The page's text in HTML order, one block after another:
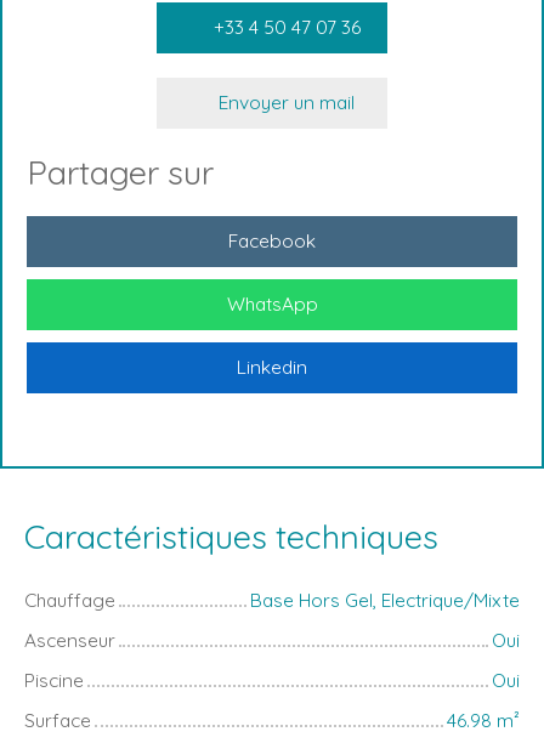
+33 4 50 47 07 36
Envoyer un mail
Partager sur
Facebook
WhatsApp
Linkedin
Caractéristiques techniques
Chauffage
Base Hors Gel, Electrique/Mixte
Ascenseur
Oui
Piscine
Oui
Surface
46.98 m²